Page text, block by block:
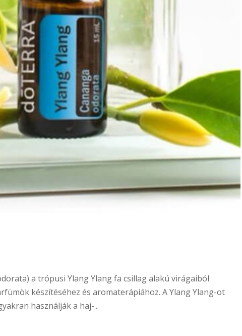
a trópusi Ylang Ylang fa csillag alakú virágaiból
készítéséhez és aromaterápiához. A Ylang Ylang-ot
használják a haj-...